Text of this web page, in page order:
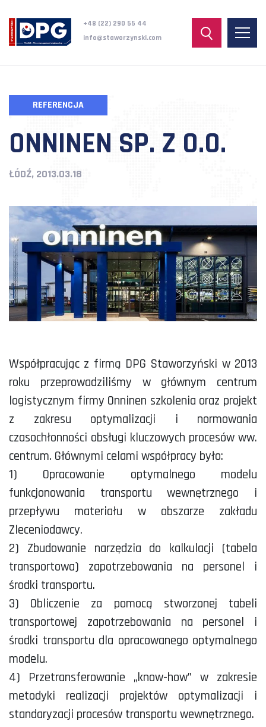
+48 (22) 290 55 44
info@staworzynski.com
REFERENCJA
ONNINEN SP. Z O.O.
ŁÓDŹ, 2013.03.18
Współpracując z firmą DPG Staworzyński w 2013
roku przeprowadziliśmy w głównym centrum
logistycznym firmy Onninen szkolenia oraz projekt
z zakresu optymalizacji i normowania
czasochłonności obsługi kluczowych procesów ww.
centrum. Głównymi celami współpracy było:
1) Opracowanie optymalnego modelu
funkcjonowania transportu wewnętrznego i
przepływu materiału w obszarze zakładu
Zleceniodawcy.
2) Zbudowanie narzędzia do kalkulacji (tabela
transportowa) zapotrzebowania na personel i
środki transportu.
3) Obliczenie za pomocą stworzonej tabeli
transportowej zapotrzebowania na personel i
środki transportu dla opracowanego optymalnego
modelu.
4) Przetransferowanie „know-how” w zakresie
metodyki realizacji projektów optymalizacji i
standaryzacji procesów transportu wewnętrznego.